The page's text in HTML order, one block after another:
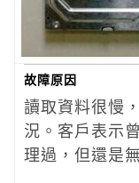
故障原因
讀取資料很慢
況。客戶表示
理過，但還是